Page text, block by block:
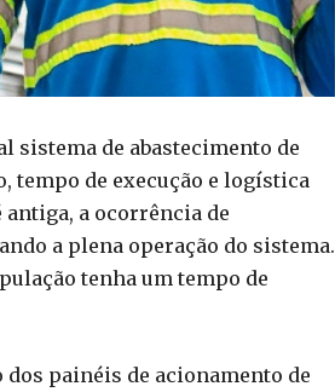
sistema de abastecimento de
tempo de execução e logística
antiga, a ocorrência de
a plena operação do sistema.
tenha um tempo de
painéis de acionamento de